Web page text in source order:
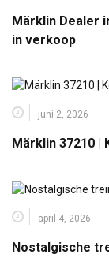
Märklin Dealer
in verkoop
juni 2, 2026
Märklin 37210 |
april 4, 2026
Nostalgische